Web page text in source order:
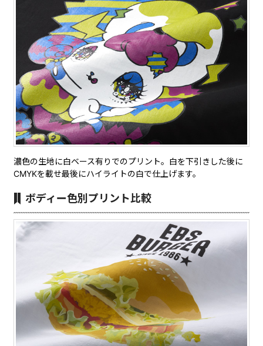
濃色の生地に白ベース有りでのプリント。白を下引きした後に
CMYKを載せ最後にハイライトの白で仕上げます。
ボディー色別プリント比較